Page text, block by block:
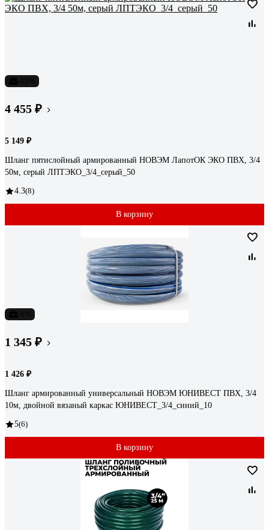
4 455 ₽
5 149 ₽
Шланг пятислойный армированный НОВЭМ ЛапотОК ЭКО ПВХ, 3/4
50м, серый ЛПТЭКО_3/4_серый_50
4.3(8)
В корзину
1 345 ₽
1 426 ₽
Шланг армированный универсальный НОВЭМ ЮНИВЕСТ ПВХ, 3/4
10м, двойной вязаный каркас ЮНИВЕСТ_3/4_синий_10
5(6)
В корзину